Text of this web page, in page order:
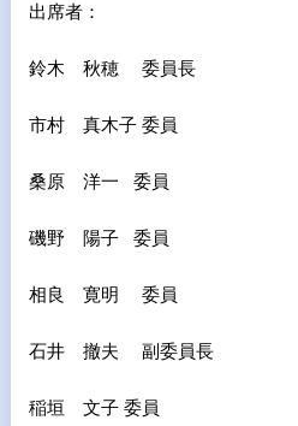
出席者：
鈴木 秋穂 委員長
市村 真木子 委員
桑原 洋一 委員
磯野 陽子 委員
相良 寛明 委員
石井 撤夫 副委員長
稲垣 文子 委員